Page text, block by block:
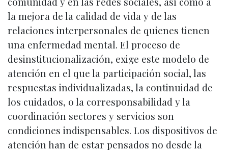
la mejora de la calidad de vida y de las
relaciones interpersonales de quienes tienen
una enfermedad mental. El proceso de
desinstitucionalización, exige este modelo de
atención en el que la participación social, las
respuestas individualizadas, la continuidad de
los cuidados, o la corresponsabilidad y la
coordinación sectores y servicios son
condiciones indispensables. Los dispositivos de
atención han de estar pensados no desde la